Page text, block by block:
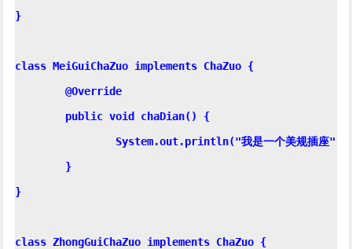
}
class MeiGuiChaZuo implements ChaZuo {
	@Override
}
class ZhongGuiChaZuo implements ChaZuo {